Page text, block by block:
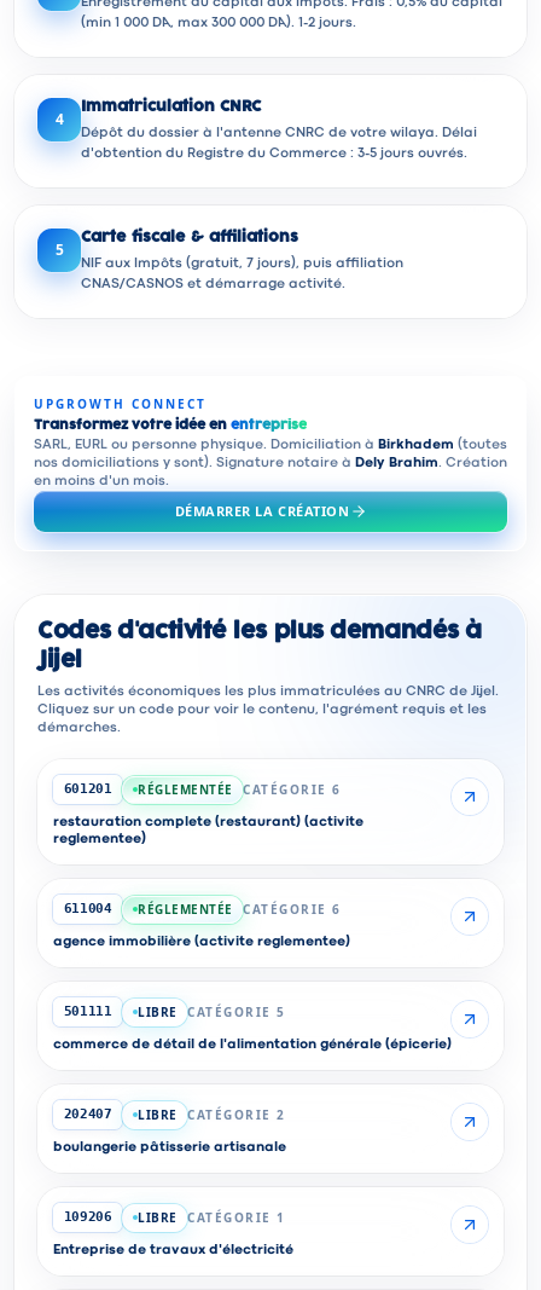
Enregistrement du capital aux Impôts. Frais : 0,5% du capital
(min 1 000 DA, max 300 000 DA). 1-2 jours.
4
Immatriculation CNRC
Dépôt du dossier à l'antenne CNRC de votre wilaya. Délai
d'obtention du Registre du Commerce : 3-5 jours ouvrés.
5
Carte fiscale & affiliations
NIF aux Impôts (gratuit, 7 jours), puis affiliation
CNAS/CASNOS et démarrage activité.
UPGROWTH CONNECT
Transformez votre idée en entreprise
SARL, EURL ou personne physique. Domiciliation à Birkhadem (toutes
nos domiciliations y sont). Signature notaire à Dely Brahim. Création
en moins d'un mois.
DÉMARRER LA CRÉATION
Codes d'activité les plus demandés à
Jijel
Les activités économiques les plus immatriculées au CNRC de Jijel.
Cliquez sur un code pour voir le contenu, l'agrément requis et les
démarches.
601201 RÉGLEMENTÉE CATÉGORIE 6
restauration complete (restaurant) (activite
reglementee)
611004 RÉGLEMENTÉE CATÉGORIE 6
agence immobilière (activite reglementee)
501111 LIBRE CATÉGORIE 5
commerce de détail de l'alimentation générale (épicerie)
202407 LIBRE CATÉGORIE 2
boulangerie pâtisserie artisanale
109206 LIBRE CATÉGORIE 1
Entreprise de travaux d'électricité